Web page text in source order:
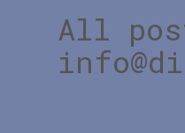
All